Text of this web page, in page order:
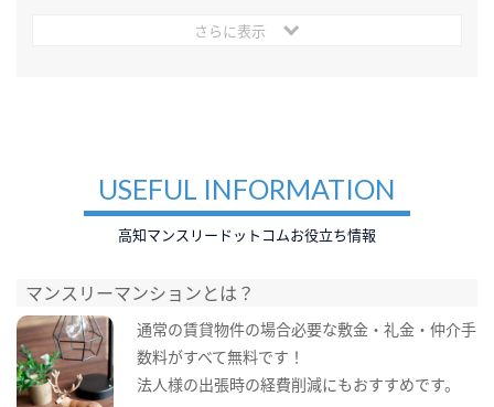
さらに表示
USEFUL INFORMATION
高知マンスリードットコムお役立ち情報
マンスリーマンションとは？
通常の賃貸物件の場合必要な敷金・礼金・仲介手
数料がすべて無料です！
法人様の出張時の経費削減にもおすすめです。